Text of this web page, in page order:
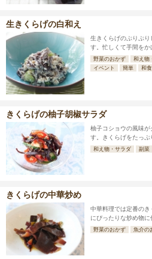
生きくらげの白和え
生きくらげのぷりぷ
す。忙しくて手間を
野菜のおかず 和え物
イベント
簡単 和食
きくらげの柚子胡椒サラダ
柚子コショウの風味
す。きくらげをたっぷ
和え物・サラダ 副菜
きくらげの中華炒め
中華料理では定番の
にぴったりな炒め物に
野菜のおかず 魚介の